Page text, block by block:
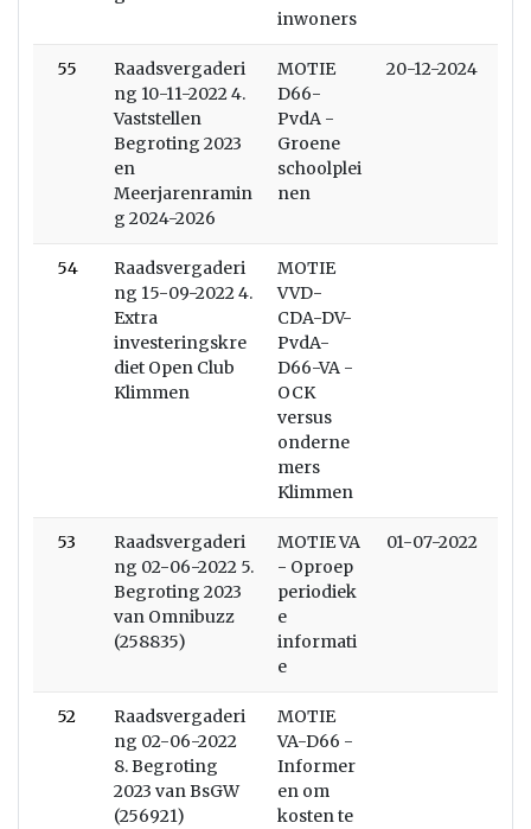
inwoners
55
Raadsvergaderi
ng 10-11-2022 4.
Vaststellen
Begroting 2023
en
Meerjarenramin
g 2024-2026
MOTIE
D66-
PvdA -
Groene
schoolplei
nen
20-12-2024
54
Raadsvergaderi
ng 15-09-2022 4.
Extra
investeringskre
diet Open Club
Klimmen
MOTIE
VVD-
CDA-DV-
PvdA-
D66-VA -
OCK
versus
onderne
mers
Klimmen
53
Raadsvergaderi
ng 02-06-2022 5.
Begroting 2023
van Omnibuzz
(258835)
MOTIE VA
- Oproep
periodiek
e
informati
e
01-07-2022
52
Raadsvergaderi
ng 02-06-2022
8. Begroting
2023 van BsGW
(256921)
MOTIE
VA-D66 -
Informer
en om
kosten te